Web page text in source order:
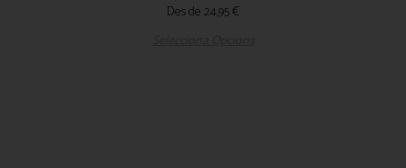
Des de 24,95€